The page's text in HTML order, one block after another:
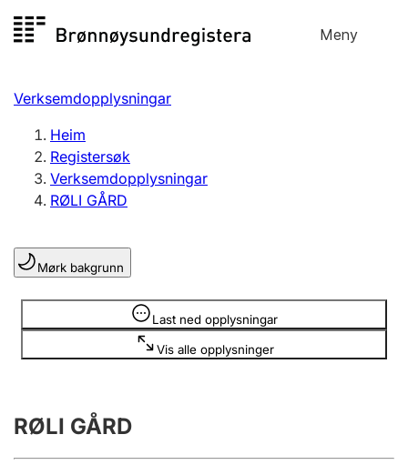
til
Meny
Registersøk
Aksjeselskap
Enkeltpersonføretak
Registrere, endre, slette
Lag og foreining
Registrere, endre, slette
Årsrekneskap
Innsending og forseinkingsgebyr
Verksemdopplysningar
Heim
Registersøk
Verksemdopplysningar
RØLI GÅRD
Mørk bakgrunn
Last ned opplysningar
Vis alle opplysninger
Opplysninger er skjult
RØLI GÅRD